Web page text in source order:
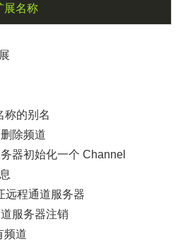
名称
称的别名
除频道
器初始化一个 Channel
远程通道服务器
服务器注销
频道